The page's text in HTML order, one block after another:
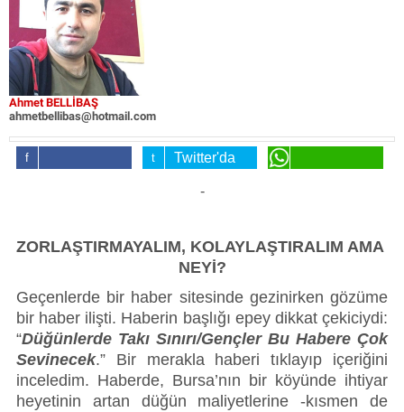
Aile Eğitimi
SineEğitim
Video
Kitap
Hakkımızda
Ahmet BELLİBAŞ
ahmetbellibas@hotmail.com
Twitter'da
-
ZORLAŞTIRMAYALIM, KOLAYLAŞTIRALIM AMA
NEYİ?
Geçenlerde bir haber sitesinde gezinirken gözüme
bir haber ilişti. Haberin başlığı epey dikkat çekiciydi:
“Düğünlerde Takı Sınırı/Gençler Bu Habere Çok
Sevinecek.” Bir merakla haberi tıklayıp içeriğini
inceledim. Haberde, Bursa’nın bir köyünde ihtiyar
heyetinin artan düğün maliyetlerine -kısmen de